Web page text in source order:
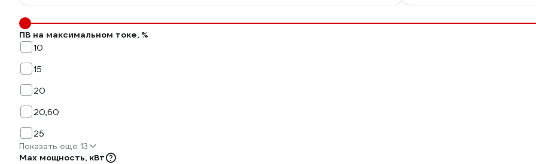
ПВ на максимальном токе, %
10
15
20
20,60
25
Показать еще 13
Max мощность, кВт